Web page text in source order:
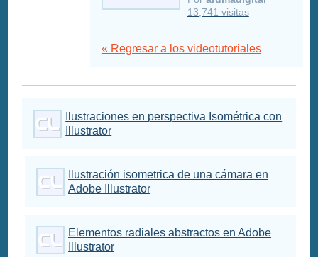
13,741 visitas
« Regresar a los videotutoriales
Ilustraciones en perspectiva Isométrica con
Illustrator
Ilustración isometrica de una cámara en
Adobe Illustrator
Elementos radiales abstractos en Adobe
Illustrator